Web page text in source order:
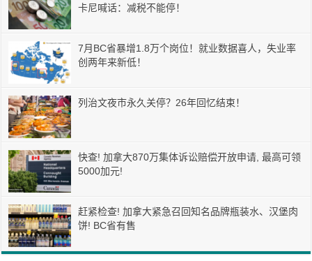
卡尼喊话：减税不能停！
7月BC省暴增1.8万个岗位！就业数据喜人，失业率
创两年来新低！
列治文夜市永久关停？26年回忆结束！
快查! 加拿大870万集体诉讼赔偿开放申请, 最高可领
5000加元!
赶紧检查! 加拿大紧急召回知名品牌瓶装水、汉堡肉
饼! BC省有售